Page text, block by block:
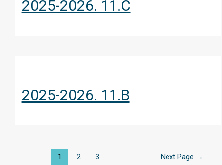
2025-2026. 11.C
2025-2026. 11.B
1 2 3 Next Page →